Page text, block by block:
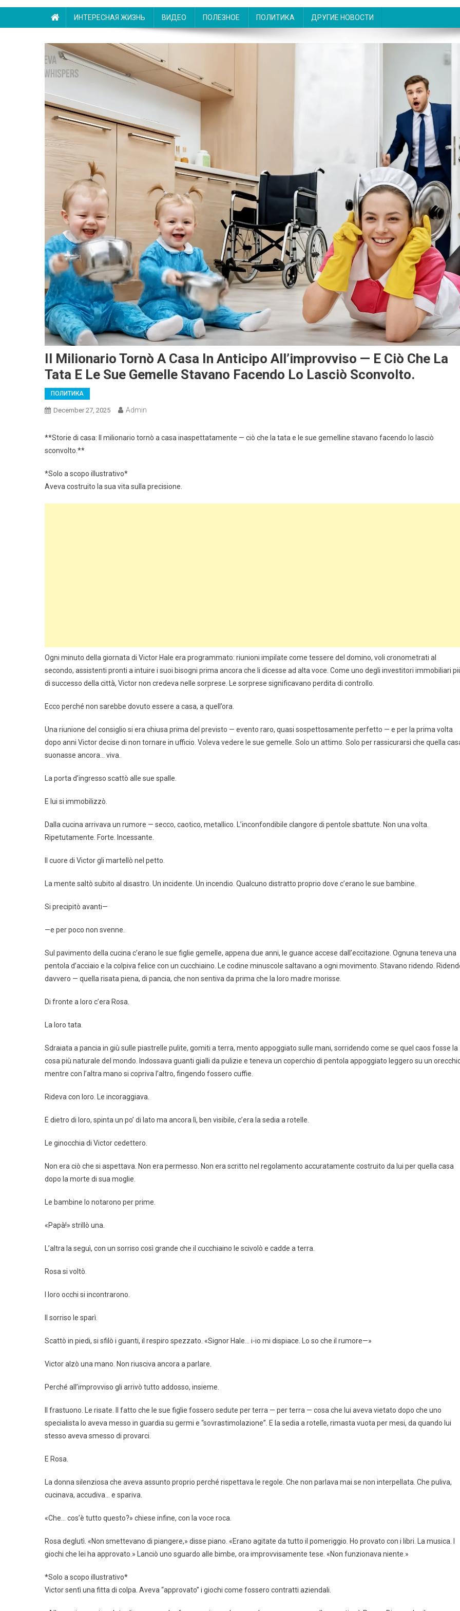
ИНТЕРЕСНАЯ ЖИЗНЬ ВИДЕО ПОЛЕЗНОЕ ПОЛИТИКА ДРУГИЕ НОВОСТИ
Il Milionario Tornò A Casa In Anticipo All’improvviso — E Ciò Che La
Tata E Le Sue Gemelle Stavano Facendo Lo Lasciò Sconvolto.
ПОЛИТИКА
December 27, 2025 Admin
**Storie di casa: Il milionario tornò a casa inaspettatamente — ciò che la tata e le sue gemelline stavano facendo lo lasciò
sconvolto.**
*Solo a scopo illustrativo*
Aveva costruito la sua vita sulla precisione.
Ogni minuto della giornata di Victor Hale era programmato: riunioni impilate come tessere del domino, voli cronometrati al
secondo, assistenti pronti a intuire i suoi bisogni prima ancora che li dicesse ad alta voce. Come uno degli investitori immobiliari
di successo della città, Victor non credeva nelle sorprese. Le sorprese significavano perdita di controllo.
Ecco perché non sarebbe dovuto essere a casa, a quell’ora.
Una riunione del consiglio si era chiusa prima del previsto — evento raro, quasi sospettosamente perfetto — e per la prima volta
dopo anni Victor decise di non tornare in ufficio. Voleva vedere le sue gemelle. Solo un attimo. Solo per rassicurarsi che quella
suonasse ancora… viva.
La porta d’ingresso scattò alle sue spalle.
E lui si immobilizzò.
Dalla cucina arrivava un rumore — secco, caotico, metallico. L’inconfondibile clangore di pentole sbattute. Non una volta.
Ripetutamente. Forte. Incessante.
Il cuore di Victor gli martellò nel petto.
La mente saltò subito al disastro. Un incidente. Un incendio. Qualcuno distratto proprio dove c’erano le sue bambine.
Si precipitò avanti—
—e per poco non svenne.
Sul pavimento della cucina c’erano le sue figlie gemelle, appena due anni, le guance accese dall’eccitazione. Ognuna teneva una
pentola d’acciaio e la colpiva felice con un cucchiaino. Le codine minuscole saltavano a ogni movimento. Stavano ridendo.
davvero — quella risata piena, di pancia, che non sentiva da prima che la loro madre morisse.
Di fronte a loro c’era Rosa.
La loro tata.
Sdraiata a pancia in giù sulle piastrelle pulite, gomiti a terra, mento appoggiato sulle mani, sorridendo come se quel caos fosse la
cosa più naturale del mondo. Indossava guanti gialli da pulizie e teneva un coperchio di pentola appoggiato leggero su un
mentre con l’altra mano si copriva l’altro, fingendo fossero cuffie.
Rideva con loro. Le incoraggiava.
E dietro di loro, spinta un po’ di lato ma ancora lì, ben visibile, c’era la sedia a rotelle.
Le ginocchia di Victor cedettero.
Non era ciò che si aspettava. Non era permesso. Non era scritto nel regolamento accuratamente costruito da lui per quella casa
dopo la morte di sua moglie.
Le bambine lo notarono per prime.
«Papà!» strillò una.
L’altra la seguì, con un sorriso così grande che il cucchiaino le scivolò e cadde a terra.
Rosa si voltò.
I loro occhi si incontrarono.
Il sorriso le sparì.
Scattò in piedi, si sfilò i guanti, il respiro spezzato. «Signor Hale… i-io mi dispiace. Lo so che il rumore—»
Victor alzò una mano. Non riusciva ancora a parlare.
Perché all’improvviso gli arrivò tutto addosso, insieme.
Il frastuono. Le risate. Il fatto che le sue figlie fossero sedute per terra — per terra — cosa che lui aveva vietato dopo che uno
specialista lo aveva messo in guardia su germi e “sovrastimolazione”. E la sedia a rotelle, rimasta vuota per mesi, da quando lui
stesso aveva smesso di provarci.
E Rosa.
La donna silenziosa che aveva assunto proprio perché rispettava le regole. Che non parlava mai se non interpellata. Che puliva,
cucinava, accudiva… e spariva.
«Che… cos’è tutto questo?» chiese infine, con la voce roca.
Rosa deglutì. «Non smettevano di piangere,» disse piano. «Erano agitate da tutto il pomeriggio. Ho provato con i libri. La musica. I
giochi che lei ha approvato.» Lanciò uno sguardo alle bimbe, ora improvvisamente tese. «Non funzionava niente.»
*Solo a scopo illustrativo*
Victor sentì una fitta di colpa. Aveva “approvato” i giochi come fossero contratti aziendali.